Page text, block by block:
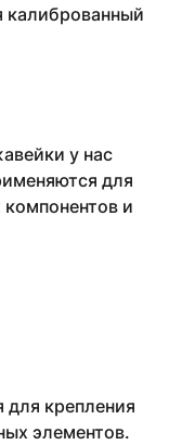
калиброванный
у нас
для
и
для крепления
элементов.